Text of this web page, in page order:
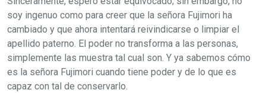
soy ingenuo como para creer que la señora Fujimori ha
cambiado y que ahora intentará reivindicarse o limpiar el
apellido paterno. El poder no transforma a las personas,
simplemente las muestra tal cual son. Y ya sabemos cómo
es la señora Fujimori cuando tiene poder y de lo que es
capaz con tal de conservarlo.